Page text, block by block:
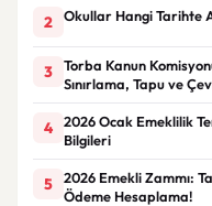
2 Okullar Hangi Tarihte
3
Torba Kanun
Sınırlama, Tapu ve
4
2026 Ocak Emeklilik
Bilgileri
5
2026 Emekli Zammı:
Ödeme Hesaplama!